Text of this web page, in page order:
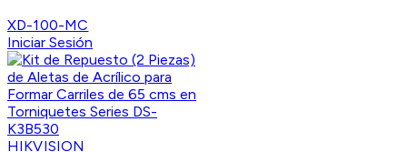
XD-100-MC
Iniciar Sesión
HIKVISION